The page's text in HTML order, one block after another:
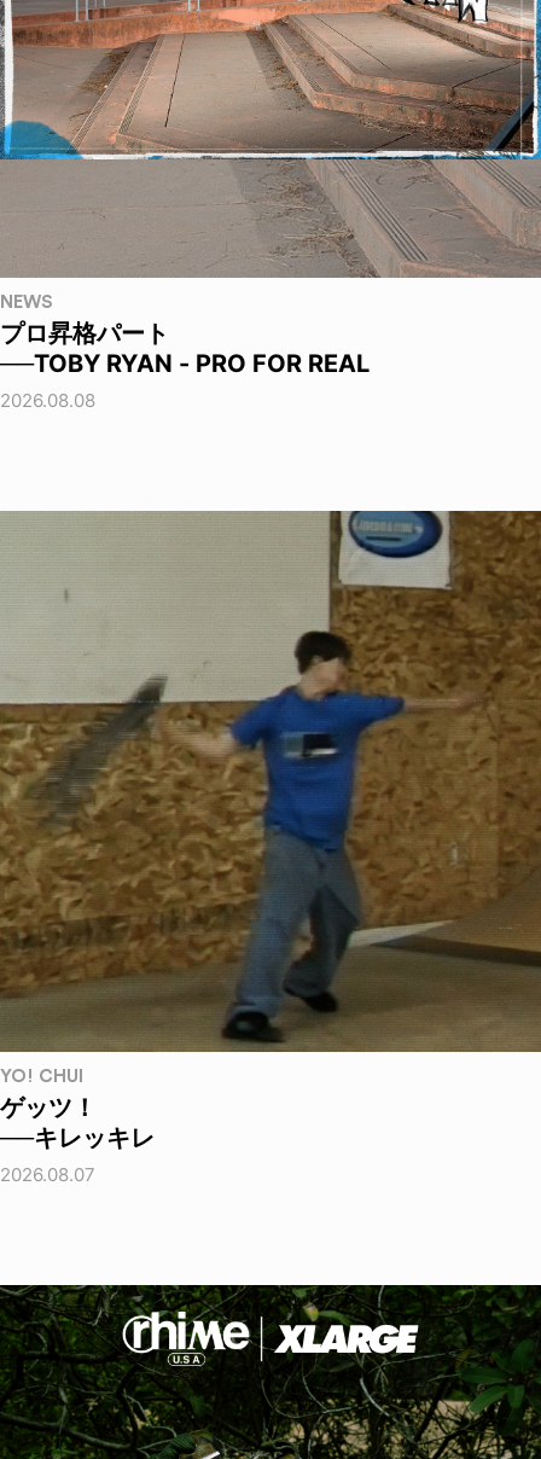
NEWS
プロ昇格パート
──TOBY RYAN - PRO FOR REAL
2026.08.08
YO! CHUI
ゲッツ！
──キレッキレ
2026.08.07